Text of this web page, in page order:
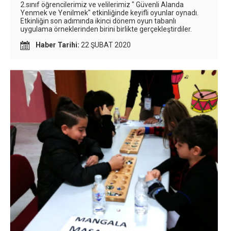
2.sınıf öğrencilerimiz ve velilerimiz " Güvenli Alanda
Yenmek ve Yenilmek" etkinliğinde keyifli oyunlar oynadı.
Etkinliğin son adımında ikinci dönem oyun tabanlı
uygulama örneklerinden birini birlikte gerçekleştirdiler.
Haber Tarihi: 22 ŞUBAT 2020